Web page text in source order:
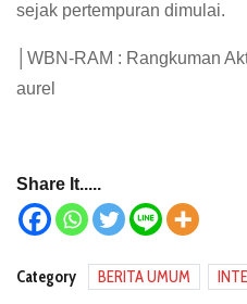
sejak pertempuran dimulai.
│WBN-RAM : Rangkuman
aurel
Share It.....
Category BERITA UMUM